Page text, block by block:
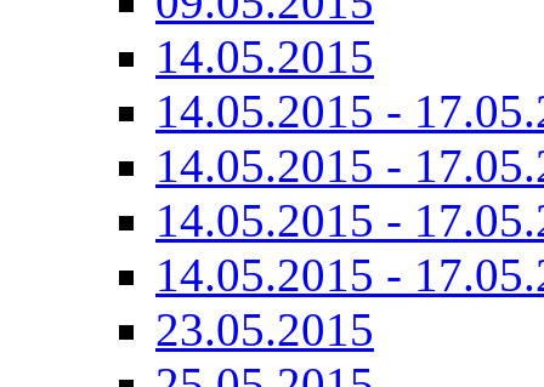
14.05.2015
14.05.2015 -
14.05.2015 -
14.05.2015 -
14.05.2015 -
23.05.2015